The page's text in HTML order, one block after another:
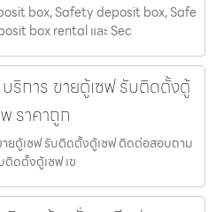
box, Safety deposit box, Safe
box rental และ Sec
ริการ ขายตู้เซฟ รับติดตั้งตู้
ราคาถูก
ยตู้เซฟ รับติดตั้งตู้เซฟ ติดต่อสอบถาม
ติดตั้งตู้เซฟ เข